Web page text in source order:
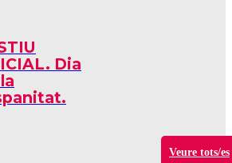
Dia
Veure tots/es